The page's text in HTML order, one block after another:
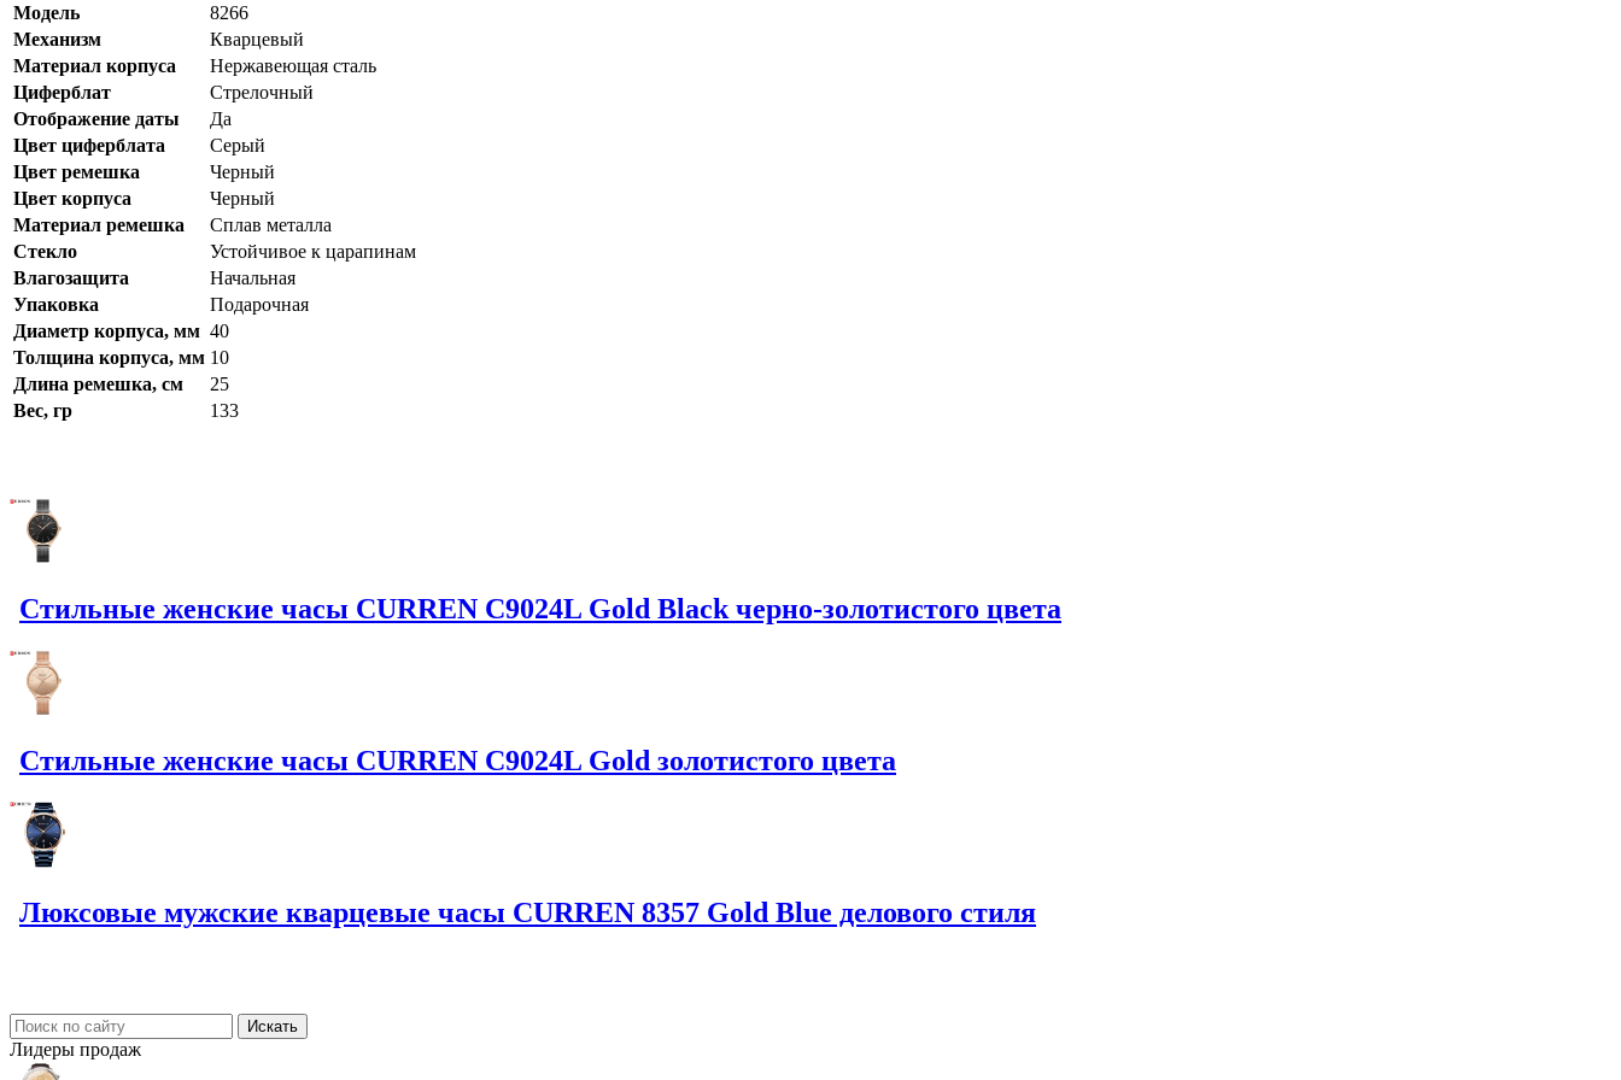
Модель
8266
Механизм
Кварцевый
Материал корпуса
Нержавеющая сталь
Циферблат
Стрелочный
Отображение даты
Да
Цвет циферблата
Серый
Цвет ремешка
Черный
Цвет корпуса
Черный
Материал ремешка
Сплав металла
Стекло
Устойчивое к царапинам
Влагозащита
Начальная
Упаковка
Подарочная
Диаметр корпуса, мм 40
Толщина корпуса, мм 10
Длина ремешка, см
25
Вес, гр
133
Стильные женские часы CURREN C9024L Gold Black черно-золотистого цвета
Стильные женские часы CURREN C9024L Gold золотистого цвета
Люксовые мужские кварцевые часы CURREN 8357 Gold Blue делового стиля
Лидеры продаж